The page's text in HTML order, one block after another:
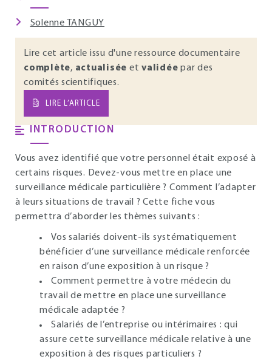
Solenne TANGUY
Lire cet article issu d'une ressource documentaire
complète, actualisée et validée par des
comités scientifiques.
LIRE L’ARTICLE
INTRODUCTION
Vous avez identifié que votre personnel était exposé à
certains risques. Devez-vous mettre en place une
surveillance médicale particulière ? Comment l’adapter
à leurs situations de travail ? Cette fiche vous
permettra d’aborder les thèmes suivants :
Vos salariés doivent-ils systématiquement
bénéficier d’une surveillance médicale renforcée
en raison d’une exposition à un risque ?
Comment permettre à votre médecin du
travail de mettre en place une surveillance
médicale adaptée ?
Salariés de l’entreprise ou intérimaires : qui
assure cette surveillance médicale relative à une
exposition à des risques particuliers ?